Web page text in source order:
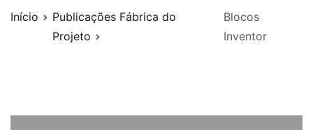
Início
Publicações Fábrica do
Projeto
Blocos
Inventor